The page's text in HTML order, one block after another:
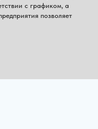
с графиком, а
позволяет